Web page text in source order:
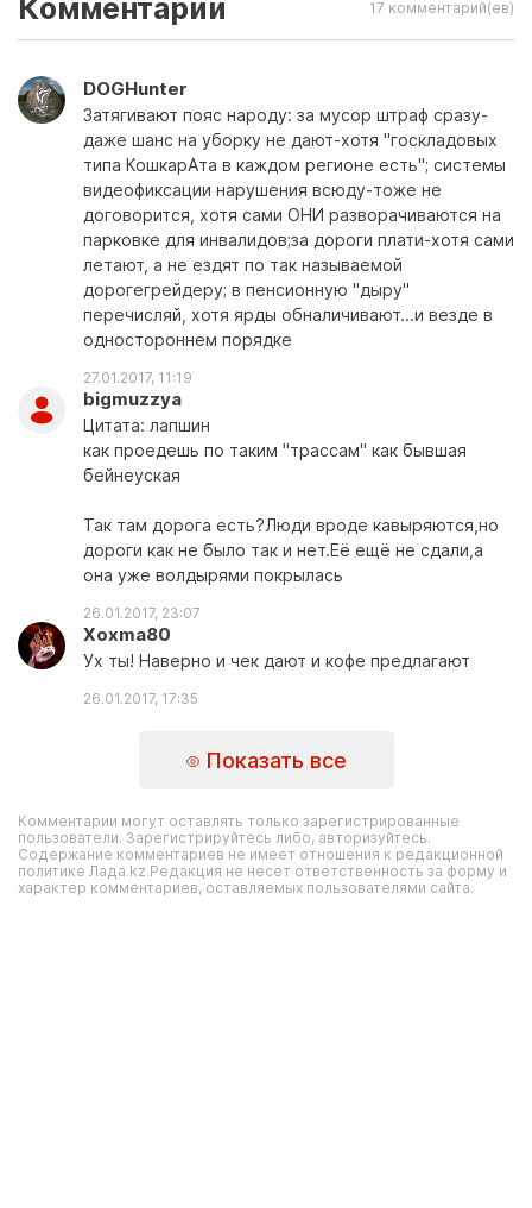
Комментарии 17 комментарий(ев)
DOGHunter
Затягивают пояс народу: за мусор штраф сразу-
даже шанс на уборку не дают-хотя "госкладовых
типа КошкарАта в каждом регионе есть"; системы
видеофиксации нарушения всюду-тоже не
договорится, хотя сами ОНИ разворачиваются на
парковке для инвалидов;за дороги плати-хотя сами
летают, а не ездят по так называемой
дорогегрейдеру; в пенсионную "дыру"
перечисляй, хотя ярды обналичивают...и везде в
одностороннем порядке
27.01.2017, 11:19
bigmuzzya
Цитата: лапшин
как проедешь по таким "трассам" как бывшая
бейнеуская
Так там дорога есть?Люди вроде кавыряются,но
дороги как не было так и нет.Её ещё не сдали,а
она уже волдырями покрылась
26.01.2017, 23:07
Xoxma80
Ух ты! Наверно и чек дают и кофе предлагают
26.01.2017, 17:35
Показать все
Комментарии могут оставлять только зарегистрированные
пользователи. Зарегистрируйтесь либо, авторизуйтесь.
Содержание комментариев не имеет отношения к редакционной
политике Лада.kz.Редакция не несет ответственность за форму и
характер комментариев, оставляемых пользователями сайта.